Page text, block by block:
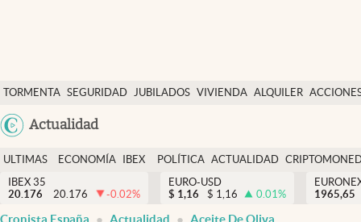
TORMENTA SEGURIDAD JUBILADOS VIVIENDA ALQUILER
USA
Actualidad
Economía y finanzas
Política
Actualidad
Criptomonedas
ULTIMAS
NOTICIAS
ECONOMÍA
FINANZAS
IBEX
EURO
POLÍTICA ACTUALIDAD
IBEX 35
20.176
20.176 -0.02%
EURO-USD
$ 1,16 $ 1,16 0.01%
1965,65
Cronista España Actualidad Aceite De Oliva